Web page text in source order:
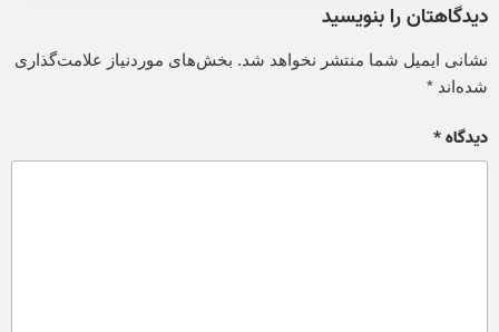
دیدگاهتان را بنویسید
نشانی ایمیل شما منتشر نخواهد شد. بخش‌های موردنیاز علامت‌گذاری
شده‌اند*
دیدگاه*